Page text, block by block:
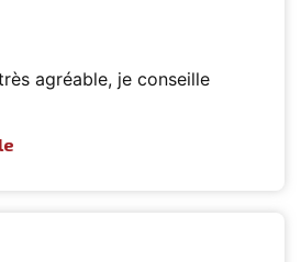
agréable, je conseille